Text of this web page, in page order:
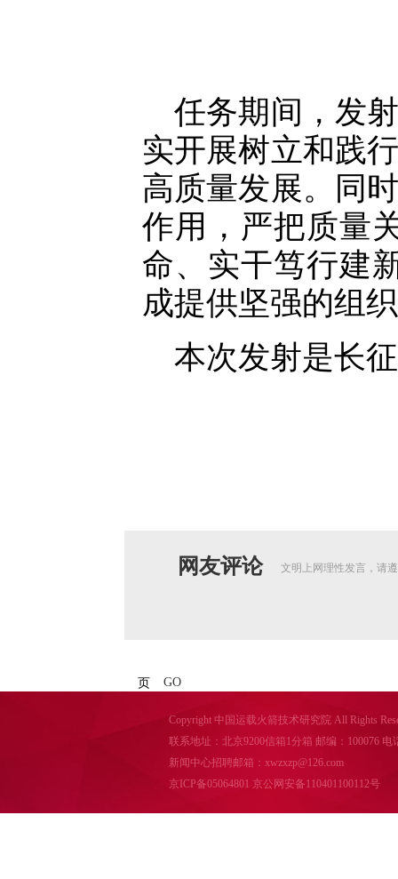
任务期间，发
实开展树立和践
高质量发展。同
作用，严把质量
命、实干笃行建
成提供坚强的组
本次发射是长
网友评论 文明上网理性发言，请
页 GO
Copyright 中国运载火箭技术研究院 All Rights
联系地址：北京9200信箱1分箱 邮编：100076 电
新闻中心招聘邮箱：xwzxzp@126.com
京ICP备05064801 京公网安备110401100112号